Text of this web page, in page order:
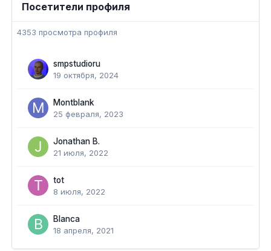
Посетители профиля
4353 просмотра профиля
smpstudioru
19 октября, 2024
Montblank
25 февраля, 2023
Jonathan B.
21 июля, 2022
tot
8 июля, 2022
Blanca
18 апреля, 2021